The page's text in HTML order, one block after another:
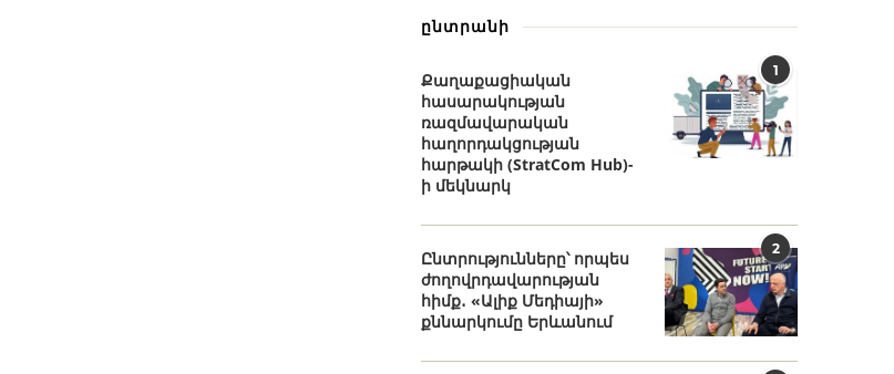
ընտրանի
1
Քաղաքացիական
հասարակության
ռազմավարական
հաղորդակցության
հարթակի (StratCom Hub)-
ի մեկնարկ
2
Ընտրությունները՝ որպես
ժողովրդավարության
հիմք․ «Ալիք Մեդիայի»
քննարկումը Երևանում